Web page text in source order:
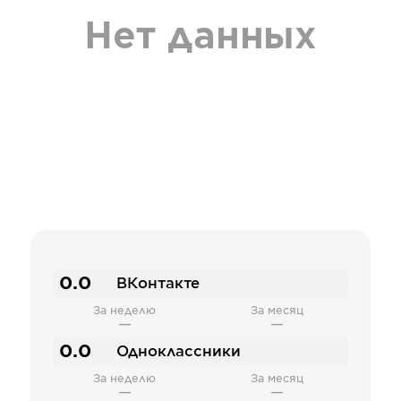
Нет данных
0.0 ВКонтакте
За неделю
—
За месяц
—
0.0 Одноклассники
За неделю
—
За месяц
—